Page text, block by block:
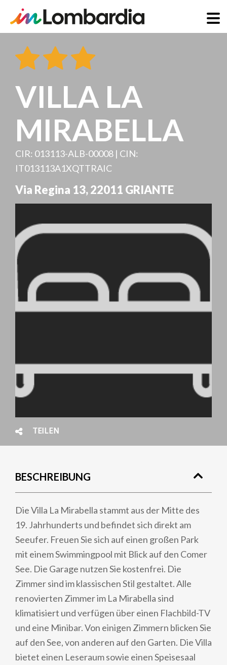
zum
Inhalt
VILLA LA
MIRABELLA
CIR: 013113-ALB-00008 | CIN:
IT013113A1XQTTRAIC
Via Regina 13,22011 GRIANTE
TEILEN
BESCHREIBUNG
Die Villa La Mirabella stammt aus der Mitte des
19. Jahrhunderts und befindet sich direkt am
Seeufer. Freuen Sie sich auf einen großen Park
mit einem Swimmingpool mit Blick auf den Comer
See. Die Garage nutzen Sie kostenfrei. Die
Zimmer sind im klassischen Stil gestaltet. Alle
renovierten Zimmer im La Mirabella sind
klimatisiert und verfügen über einen Flachbild-TV
und eine Minibar. Von einigen Zimmern blicken Sie
auf den See, von anderen auf den Garten. Die Villa
bietet einen Leseraum sowie einen Speisesaal